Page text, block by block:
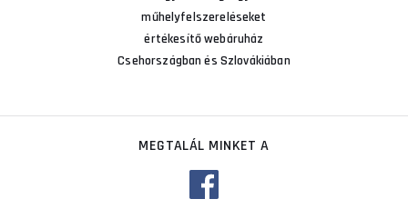
műhelyfelszereléseket
értékesítő webáruház
Csehországban és Szlovákiában
MEGTALÁL MINKET A